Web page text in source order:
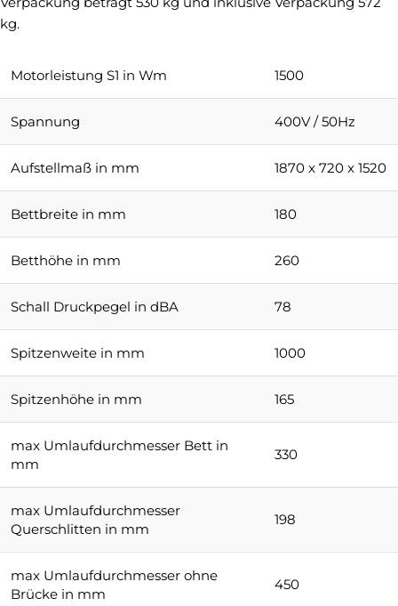
kg.
Motorleistung S1 in Wm 1500
Spannung 400V / 50Hz
Aufstellmaß in mm 1870 x 720 x 1520
Bettbreite in mm 180
Betthöhe in mm 260
Schall Druckpegel in dBA 78
Spitzenweite in mm 1000
Spitzenhöhe in mm 165
max Umlaufdurchmesser Bett in
mm
330
max Umlaufdurchmesser
Querschlitten in mm
198
max Umlaufdurchmesser ohne
Brücke in mm
450